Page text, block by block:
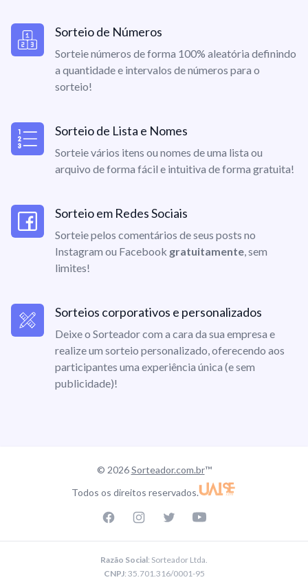
Sorteio de Números
Sorteie números de forma 100% aleatória definindo
a quantidade e intervalos de números para o
sorteio!
Sorteio de Lista e Nomes
Sorteie vários itens ou nomes de uma lista ou
arquivo de forma fácil e intuitiva de forma gratuita!
Sorteio em Redes Sociais
Sorteie pelos comentários de seus posts no
Instagram ou Facebook gratuitamente, sem
limites!
Sorteios corporativos e personalizados
Deixe o Sorteador com a cara da sua empresa e
realize um sorteio personalizado, oferecendo aos
participantes uma experiência única (e sem
publicidade)!
© 2026Sorteador.com.br™
Todos os direitos reservados.
Razão Social: Sorteador Ltda.
CNPJ: 35.701.316/0001-95